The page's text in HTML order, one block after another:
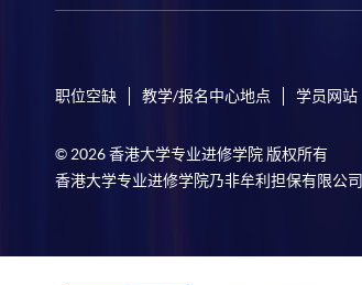
职位空缺 教学/报名中心地点 学员网站
© 2026 香港大学专业进修学院 版权所有
香港大学专业进修学院乃非牟利担保有限公司